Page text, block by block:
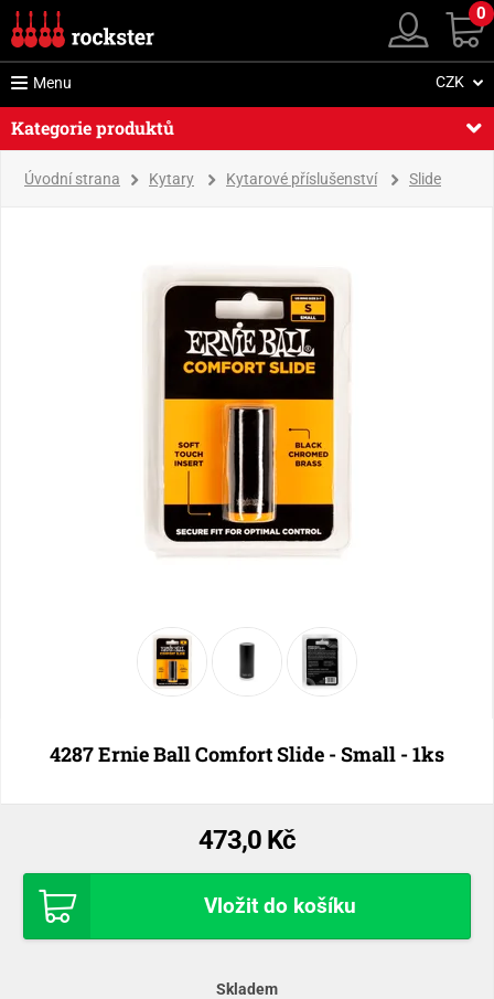
0
Menu CZK
Kategorie produktů
Úvodní strana Kytary Kytarové příslušenství Slide
4287 Ernie Ball Comfort Slide - Small - 1ks
473,0 Kč
Vložit do košíku
Skladem